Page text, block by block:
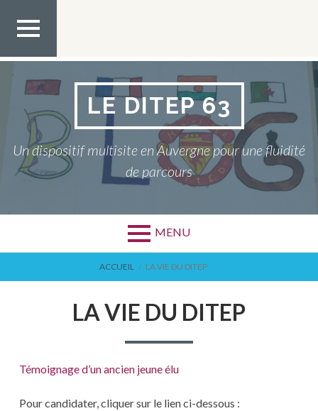
contenu
MEN
LE DITEP 63
Un dispositif multisite en Auvergne pour une fluidité
de parcours
MENU
D'ARIANE
ACCUEIL LA VIE DU DITEP
LA VIE DU DITEP
Témoignage d’un ancien jeune élu
Pour candidater, cliquer sur le lien ci-dessous :